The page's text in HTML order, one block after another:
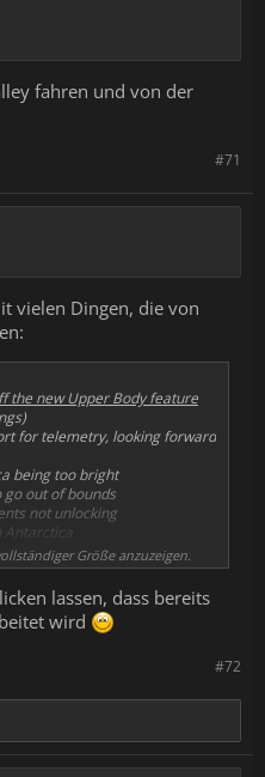
fahren und von der
#71
vielen Dingen, die von
the new Upper Body feature
for telemetry, looking forward
being too bright
go out of bounds
not unlocking
Antarctica
for Costa Rica in tour mode
Größe anzuzeigen.
lassen, dass bereits
wird
#72